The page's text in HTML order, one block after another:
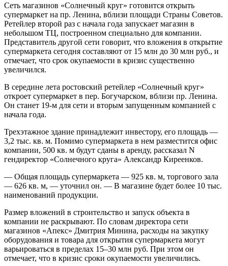
Сеть магазинов «Солнечный круг» готовится открыть
супермаркет на пр. Ленина, вблизи площади Страны Советов.
Ретейлер второй раз с начала года запускает магазин в
небольшом ТЦ, построенном специально для компании.
Представитель другой сети говорит, что вложения в открытие
супермаркета сегодня составляют от 15 млн до 30 млн руб., и
отмечает, что срок окупаемости в кризис существенно
увеличился.
В середине лета ростовский ретейлер «Солнечный круг»
откроет супермаркет в пер. Богучарском, вблизи пр. Ленина.
Он станет 19-м для сети и вторым запущенным компанией с
начала года.
Трехэтажное здание принадлежит инвестору, его площадь —
3,2 тыс. кв. м. Помимо супермаркета в нем разместится офис
компании, 500 кв. м будут сданы в аренду, рассказал N
гендиректор «Солнечного круга» Александр Киреенков.
— Общая площадь супермаркета — 925 кв. м, торгового зала
— 626 кв. м, — уточнил он. — В магазине будет более 10 тыс.
наименований продукции.
Размер вложений в строительство и запуск объекта в
компании не раскрывают. По словам директора сети
магазинов «Апекс» Дмитрия Минина, расходы на закупку
оборудования и товара для открытия супермаркета могут
варьироваться в пределах 15–30 млн руб. При этом он
отмечает, что в кризис сроки окупаемости увеличились.